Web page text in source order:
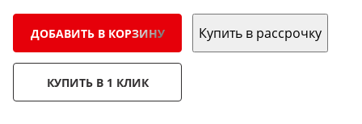
ДОБАВИТЬ В КОРЗИНУ Купить в рассрочку
КУПИТЬ В 1 КЛИК